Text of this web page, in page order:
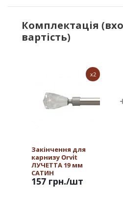
Комплектація
вартість)
x2
Закінчення для
карнизу Orvit
ЛУЧЕТТА 19 мм
САТИН
157 грн./шт